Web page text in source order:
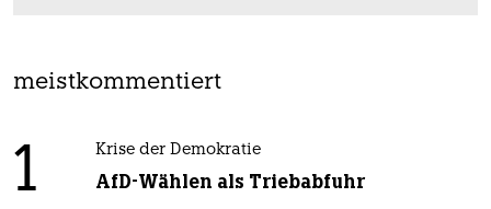
meistkommentiert
1 Krise der Demokratie
AfD-Wählen als Triebabfuhr